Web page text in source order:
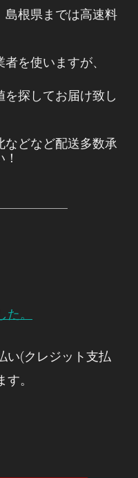
島根県までは高速料
を使いますが、
探してお届け致し
などなど配送多数承
。
い(クレジット支払
。